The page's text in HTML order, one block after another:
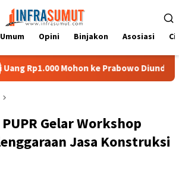
Umum Opini Binjakon Asosiasi
ke Prabowo Diundang Upacara HUT
Gelar Workshop
Jasa Konstruksi